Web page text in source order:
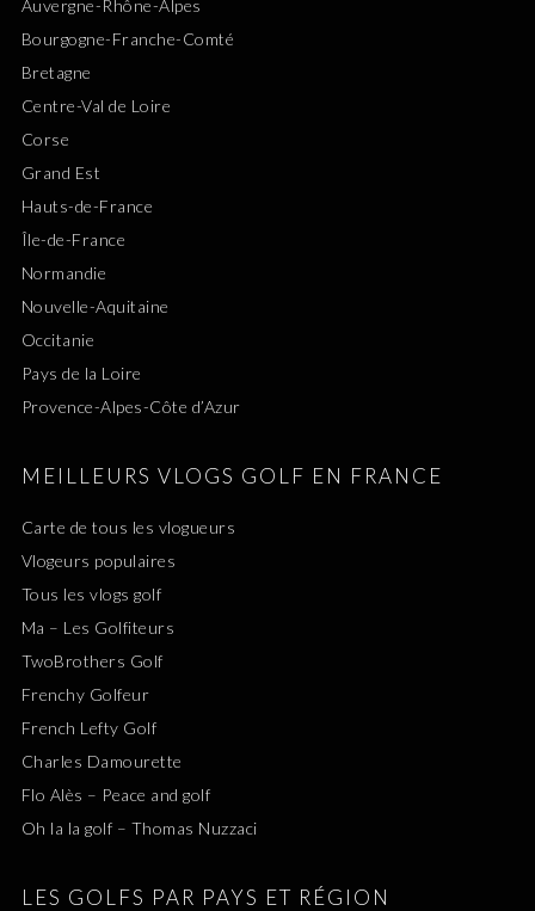
Auvergne-Rhône-Alpes
Bourgogne-Franche-Comté
Bretagne
Centre-Val de Loire
Corse
Grand Est
Hauts-de-France
Île-de-France
Normandie
Nouvelle-Aquitaine
Occitanie
Pays de la Loire
Provence-Alpes-Côte d’Azur
MEILLEURS VLOGS GOLF EN FRANCE
Carte de tous les vlogueurs
Vlogeurs populaires
Tous les vlogs golf
Ma – Les Golfiteurs
TwoBrothers Golf
Frenchy Golfeur
French Lefty Golf
Charles Damourette
Flo Alès – Peace and golf
Oh la la golf – Thomas Nuzzaci
LES GOLFS PAR PAYS ET RÉGION